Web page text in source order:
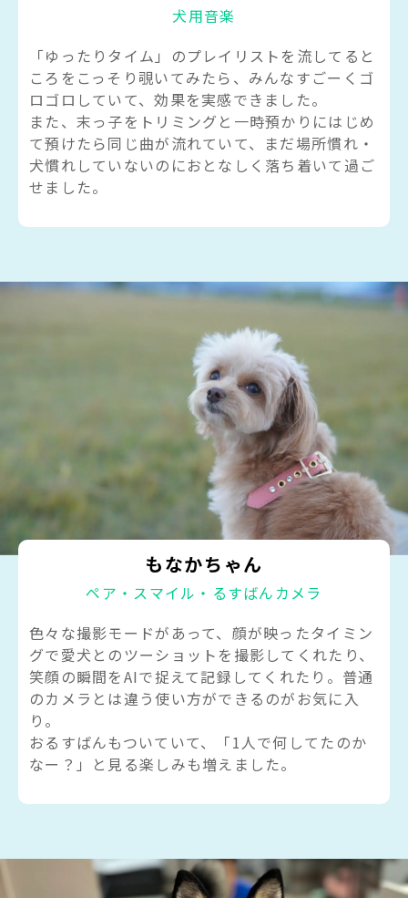
犬用音楽
「ゆったりタイム」のプレイリストを流してると
ころをこっそり覗いてみたら、みんなすごーくゴ
ロゴロしていて、効果を実感できました。
また、末っ子をトリミングと一時預かりにはじめ
て預けたら同じ曲が流れていて、まだ場所慣れ・
犬慣れしていないのにおとなしく落ち着いて過ご
せました。
もなかちゃん
ペア・スマイル・るすばんカメラ
色々な撮影モードがあって、顔が映ったタイミン
グで愛犬とのツーショットを撮影してくれたり、
笑顔の瞬間をAIで捉えて記録してくれたり。普通
のカメラとは違う使い方ができるのがお気に入
り。
おるすばんもついていて、「1人で何してたのか
なー？」と見る楽しみも増えました。